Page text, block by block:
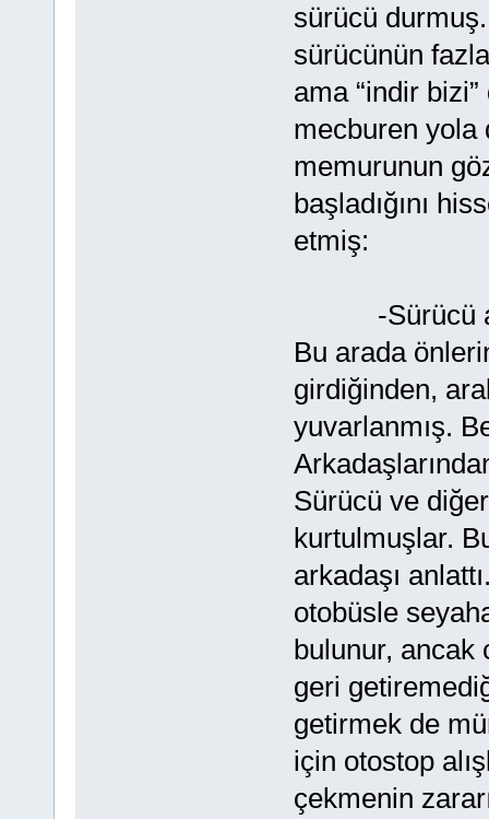
sürücü
sürücünün
ama “indir bizi”
mecburen yola
memurunun
başladığını
etmiş:
-Sürücü
Bu arada
girdiğinden,
yuvarlanmış.
Sürücü ve
kurtulmuşlar.
arkadaşı
otobüsle
bulunur, ancak
geri
getirmek de
için otostop
çekmenin